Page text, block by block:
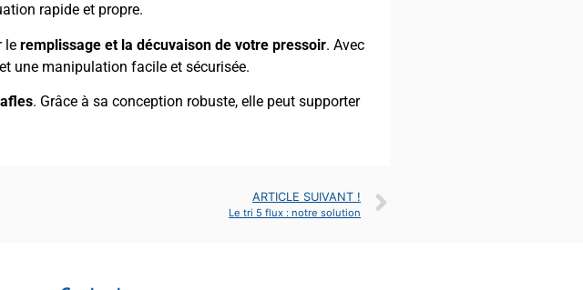
rapide et propre.
le remplissage et la décuvaison de votre pressoir. Avec
une manipulation facile et sécurisée.
. Grâce à sa conception robuste, elle peut supporter
ARTICLE SUIVANT !
Le tri 5 flux : notre solution